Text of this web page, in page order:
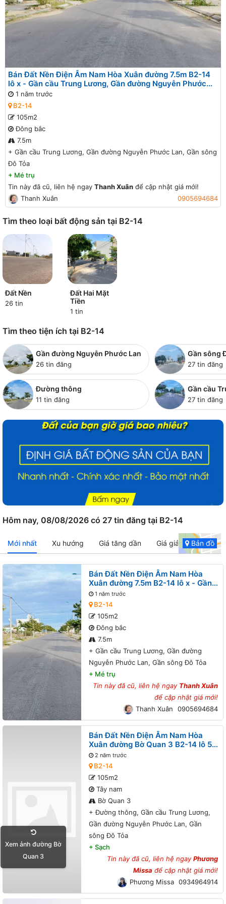
Bán Đất Nền Điện Âm Nam Hòa Xuân đường 7.5m B2-14
lô x - Gần cầu Trung Lương, Gần đường Nguyễn Phước
Lan, Gần sông Đô Tỏa
1 năm trước
B2-14
105m2
Đông bắc
7.5m
+ Gần cầu Trung Lương, Gần đường Nguyễn Phước Lan, Gần sông
Đô Tỏa
+ Mé trụ
Tin này đã cũ, liên hệ ngay Thanh Xuân để cập nhật giá mới!
Thanh Xuân
0905694684
Tìm theo loại bất động sản tại B2-14
Đất Nền
26 tin
Đất Hai Mặt
Tiền
1 tin
Tìm theo tiện ích tại B2-14
Gần đường Nguyễn Phước Lan
26 tin đăng
Đường thông
11 tin đăng
Gần sông
27 tin đăng
Gần cầu
27 tin đăng
Hôm nay, 08/08/2026 có 27 tin đăng tại B2-14
Mới nhất Xu hướng Giá tăng dần Giá giảm dầnBản đồ
Bán Đất Nền Điện Âm Nam Hòa
Xuân đường 7.5m B2-14 lô x - Gần
cầu Trung Lương, Gần đường
Nguyễn Phước Lan, Gần sông Đô
Tỏa
1 năm trước
B2-14
105m2
Đông bắc
7.5m
+ Gần cầu Trung Lương, Gần đường
Nguyễn Phước Lan, Gần sông Đô Tỏa
+ Mé trụ
Tin này đã cũ, liên hệ ngay Thanh Xuân
để cập nhật giá mới!
Thanh Xuân
0905694684
Xem ảnh đường Bờ
Quan 3
Bán Đất Nền Điện Âm Nam Hòa
Xuân đường Bờ Quan 3 B2-14 lô 5x
- Đường thông, Gần cầu Trung
Lương, Gần đường Nguyễn Phước
Lan, Gần sông Đô Tỏa
2 năm trước
B2-14
105m2
Tây nam
Bờ Quan 3
+Đường thông, Gần cầu Trung Lương,
Gần đường Nguyễn Phước Lan, Gần
sông Đô Tỏa
+ Sạch
Tin này đã cũ, liên hệ ngayPhương
Missa để cập nhật giá mới!
Phương Missa 0934964914